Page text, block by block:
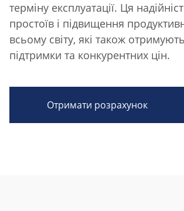
терміну експлуатації. Ця
простоїв і підвищення
всьому світу, які також
підтримки та конкурентних цін.
Отримати розрахунок